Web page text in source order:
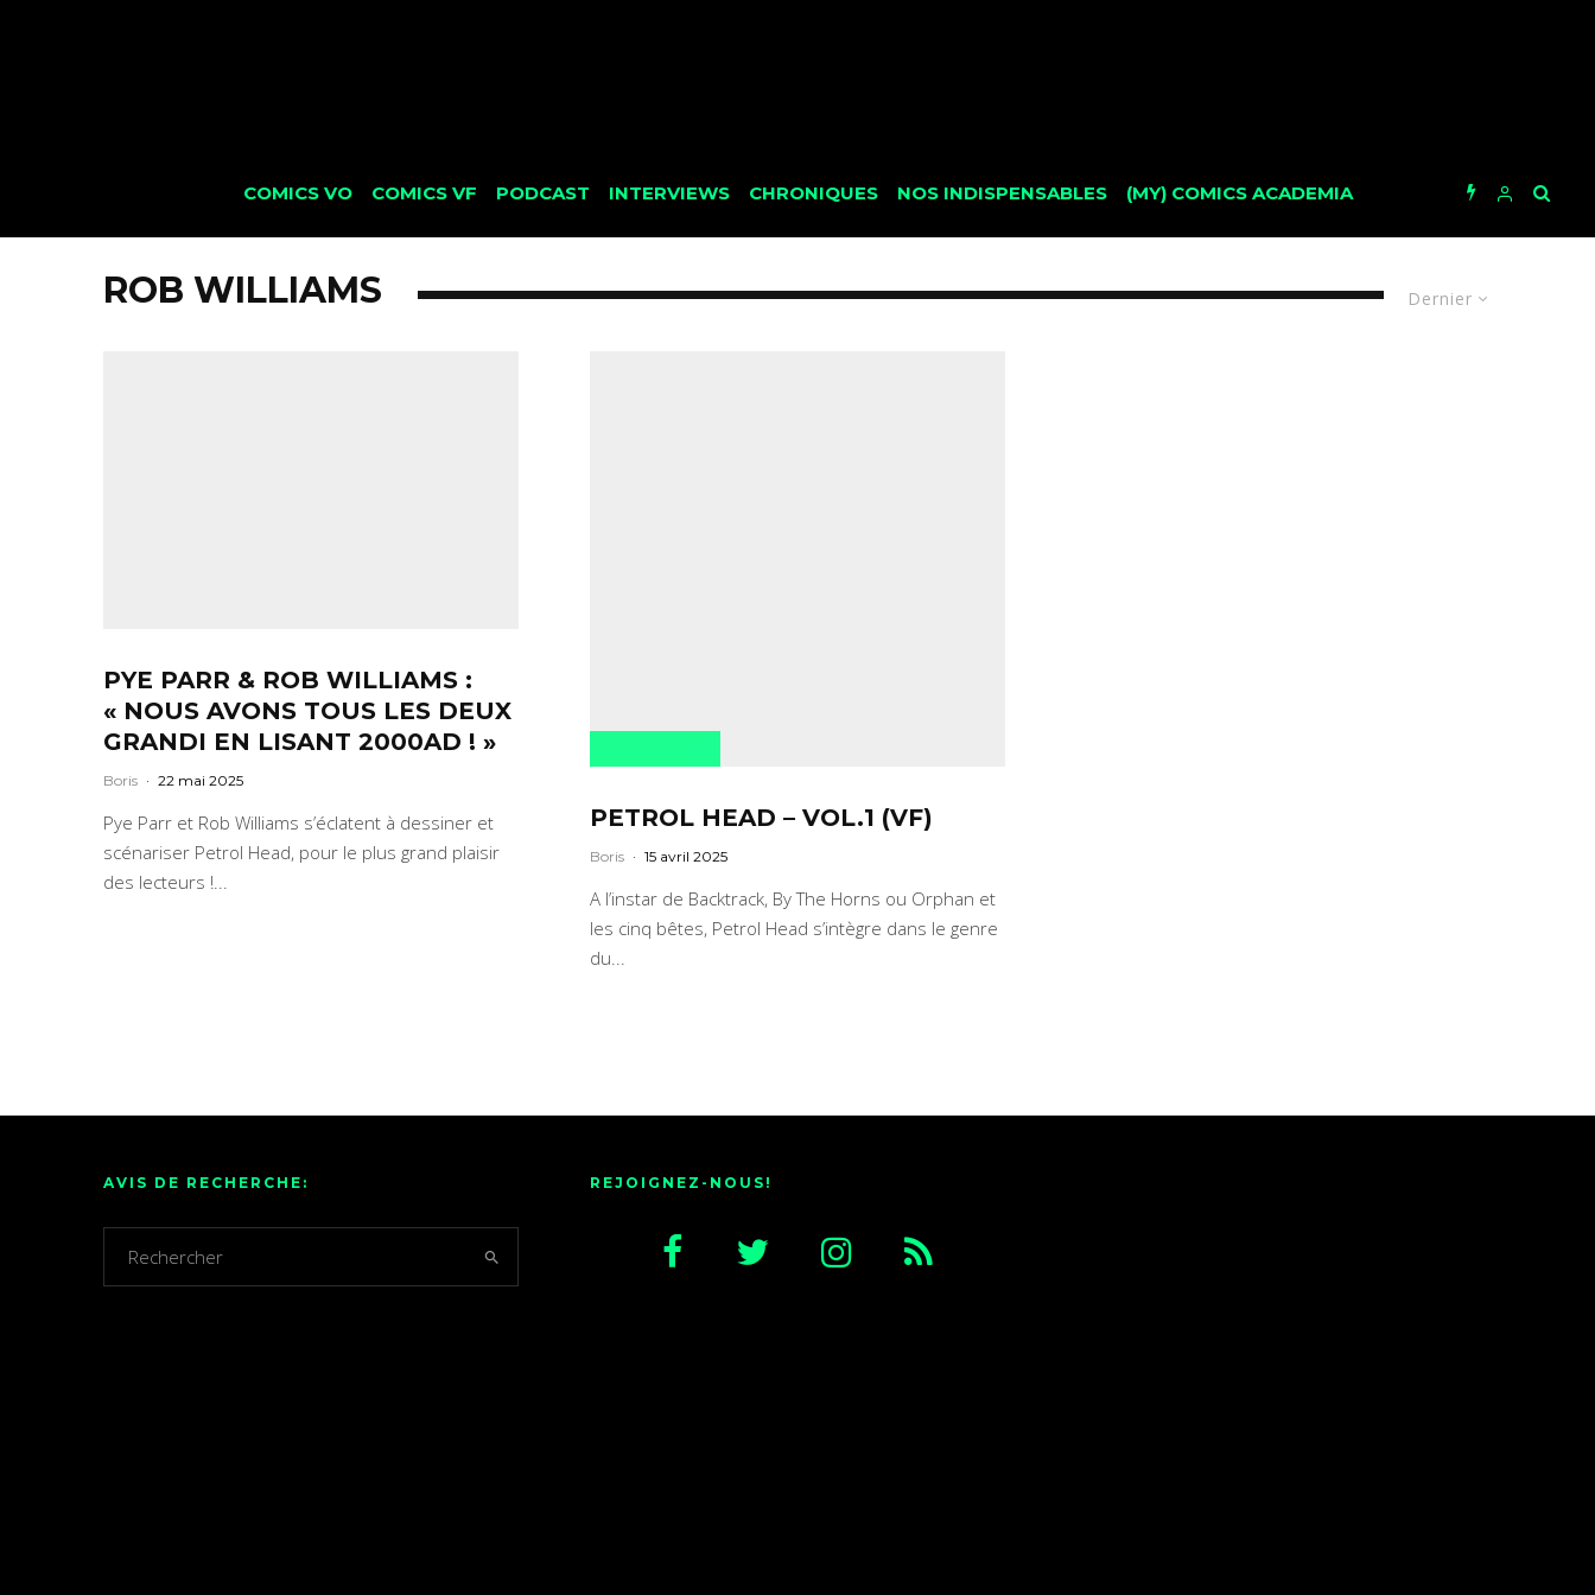
COMICS VO COMICS VF PODCAST INTERVIEWS CHRONIQUES NOS INDISPENSABLES (MY) COMICS ACADEMIA
Dernier
ROB WILLIAMS
PYE PARR & ROB WILLIAMS :
« NOUS AVONS TOUS LES DEUX
GRANDI EN LISANT 2000AD ! »
Boris · 22 mai 2025
Pye Parr et Rob Williams s’éclatent à dessiner et
scénariser Petrol Head, pour le plus grand plaisir
des lecteurs !...
PETROL HEAD – VOL.1 (VF)
Boris · 15 avril 2025
A l’instar de Backtrack, By The Horns ou Orphan et
les cinq bêtes, Petrol Head s’intègre dans le genre
du...
AVIS DE RECHERCHE: REJOIGNEZ-NOUS!